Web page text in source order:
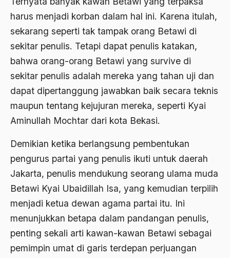
harus menjadi korban dalam hal ini. Karena itulah,
sekarang seperti tak tampak orang Betawi di
sekitar penulis. Tetapi dapat penulis katakan,
bahwa orang-orang Betawi yang survive di
sekitar penulis adalah mereka yang tahan uji dan
dapat dipertanggung jawabkan baik secara teknis
maupun tentang kejujuran mereka, seperti Kyai
Aminullah Mochtar dari kota Bekasi.
Demikian ketika berlangsung pembentukan
pengurus partai yang penulis ikuti untuk daerah
Jakarta, penulis mendukung seorang ulama muda
Betawi Kyai Ubaidillah Isa, yang kemudian terpilih
menjadi ketua dewan agama partai itu. Ini
menunjukkan betapa dalam pandangan penulis,
penting sekali arti kawan-kawan Betawi sebagai
pemimpin umat di garis terdepan perjuangan
Agum Gumelar
Agus Miftah
Ahimsa
Ahli
ahli fikih
Ahli Ilmu Agama
Ahli waris
ahlul sunnah wal jamaah
Ahlussunnah
Ahlussunnah Wal jamaah
Ahmad Benbella
Ahmad Daudy
Ahmad Dhani